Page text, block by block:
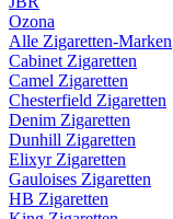
Ozona
Alle Zigaretten-Marken
Cabinet Zigaretten
Camel Zigaretten
Chesterfield Zigaretten
Denim Zigaretten
Dunhill Zigaretten
Elixyr Zigaretten
Gauloises Zigaretten
HB Zigaretten